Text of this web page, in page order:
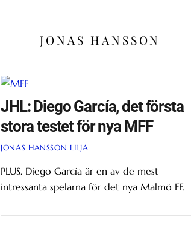
JONAS HANSSON
JHL: Diego García, det första
stora testet för nya MFF
JONAS HANSSON LILJA
PLUS. Diego García är en av de mest
intressanta spelarna för det nya Malmö FF.